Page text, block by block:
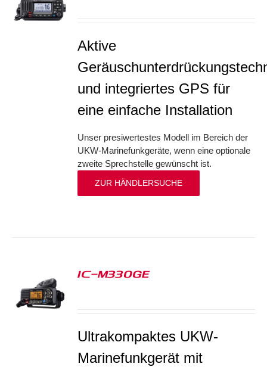
Aktive
und integriertes GPS für
eine einfache Installation
Unser presiwertestes Modell im Bereich der
UKW-Marinefunkgeräte, wenn eine optionale
zweite Sprechstelle gewünscht ist.
ZUR HÄNDLERSUCHE
IC-M330GE
Ultrakompaktes UKW-
Marinefunkgerät mit